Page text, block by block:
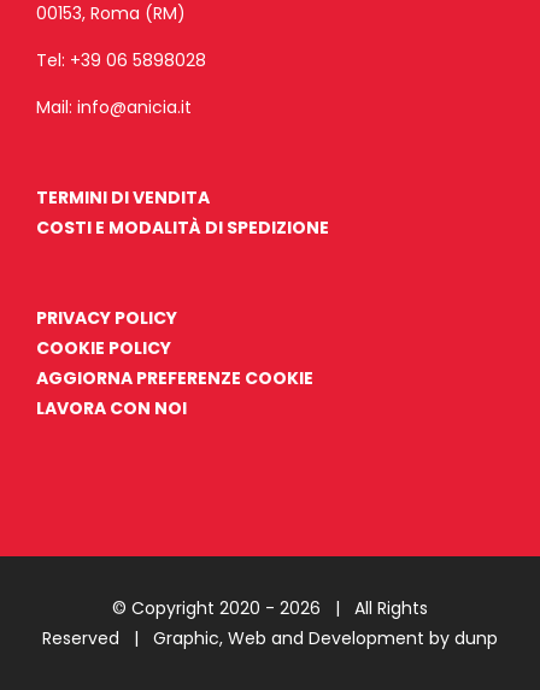
00153, Roma (RM)
Tel: +39 06 5898028
Mail: info@anicia.it
TERMINI DI VENDITA
COSTI E MODALITÀ DI SPEDIZIONE
PRIVACY POLICY
COOKIE POLICY
AGGIORNA PREFERENZE COOKIE
LAVORA CON NOI
© Copyright 2020 - 2026 | All Rights
Reserved | Graphic, Web and Development by dunp